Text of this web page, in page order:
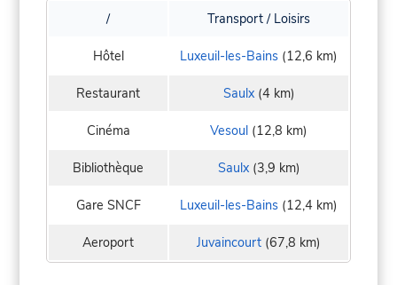
/ Transport / Loisirs
Hôtel Luxeuil-les-Bains (12,6 km)
Restaurant Saulx(4 km)
Cinéma Vesoul (12,8 km)
Bibliothèque Saulx(3,9 km)
Gare SNCF Luxeuil-les-Bains (12,4 km)
Aeroport Juvaincourt (67,8 km)